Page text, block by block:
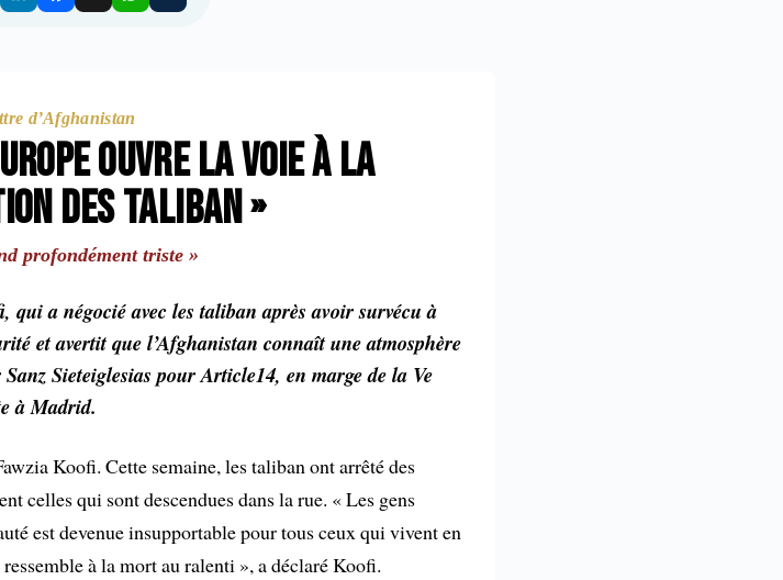
d’Afghanistan
OUVRE LA VOIE À LA
DES TALIBAN »
profondément triste »
a négocié avec les taliban après avoir survécu à
et avertit que l’Afghanistan connaît une atmosphère
Sieteiglesias pour Article14, en marge de la Ve
à Madrid.
Koofi. Cette semaine, les taliban ont arrêté des
celles qui sont descendues dans la rue. « Les gens
est devenue insupportable pour tous ceux qui vivent en
à la mort au ralenti », a déclaré Koofi.